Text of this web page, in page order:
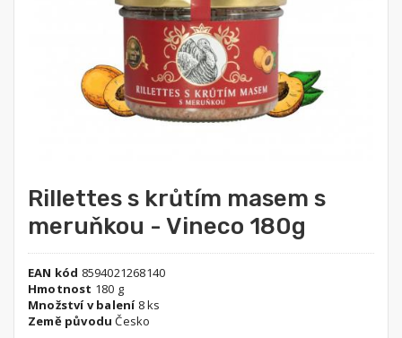
Rillettes s krůtím masem s
meruňkou - Vineco 180g
EAN kód 8594021268140
Hmotnost 180 g
Množství v balení8 ks
Země původu Česko